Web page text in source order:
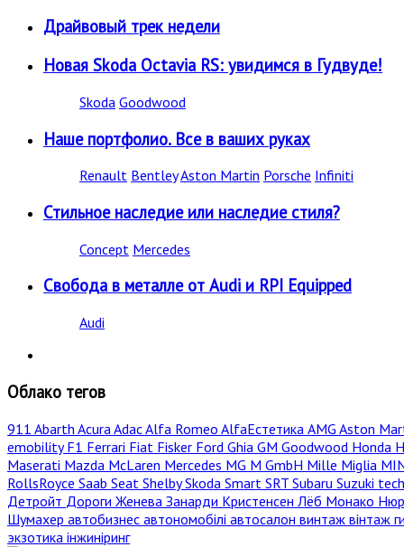
Драйвовый трек недели
Новая Skoda Octavia RS: увидимся в Гудвуде!
Skoda Goodwood
Наше портфолио. Все в ваших руках
Renault BentleyAston Martin Porsche Infiniti
Стильное наследие или наследие стиля?
Concept Mercedes
Свобода в металле от Audi и RPI Equipped
Audi
Облако тегов
911 Abarth Acura AdacAlfa Romeo AlfaЕстетика AMG Aston
emobilityF1 Ferrari Fiat Fisker Ford Ghia GM Goodwood Honda
Maserati Mazda McLaren Mercedes MG M GmbH Mille Miglia
RollsRoyce Saab Seat ShelbySkoda Smart SRT Subaru Suzuki
Детройт Дороги Женева Занарди Кристенсен Лёб Монако
Шумахер автобизнес автономобілі автосалон винтаж вінтаж
экзотика інжиніринг